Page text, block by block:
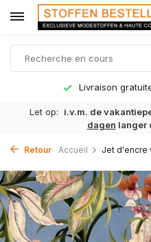
Délai de
Let op: i.v.m. de
dagen langer
Retour Accueil Jet d'encre